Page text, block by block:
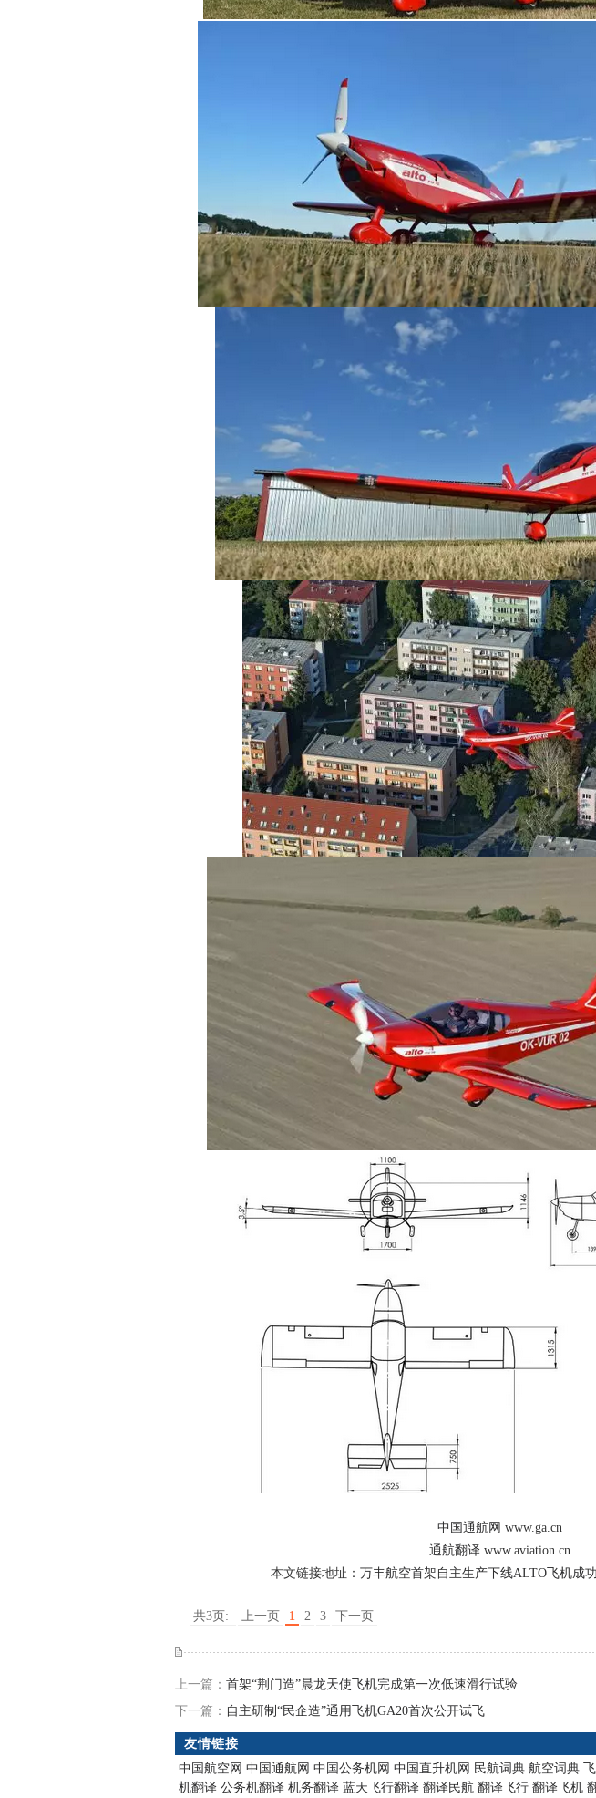
中国通航网 www.ga.cn
通航翻译www.aviation.cn
本文链接地址： 万丰航空首架自主生产下线ALTO飞机成
共3页: 上一页 1 2 3 下一页
上一篇： 首架“荆门造”晨龙天使飞机完成第一次低速滑行试验
下一篇： 自主研制“民企造”通用飞机GA20首次公开试飞
友情链接
中国航空网 中国通航网 中国公务机网 中国直升机网 民航词典 航空词典
机翻译 公务机翻译 机务翻译 蓝天飞行翻译 翻译民航 翻译飞行 翻译飞机